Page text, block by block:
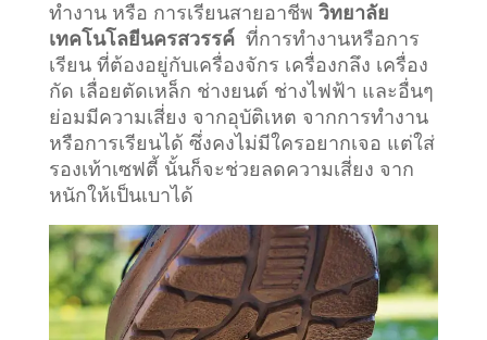
ทำงาน หรือ การเรียนสายอาชีพ วิทยาลัย
เทคโนโลยีนครสวรรค์ ที่การทำงานหรือการ
เรียน ที่ต้องอยู่กับเครื่องจักร เครื่องกลึง เครื่อง
กัด เลื่อยตัดเหล็ก ช่างยนต์ ช่างไฟฟ้า และอื่นๆ
ย่อมมีความเสี่ยง จากอุบัติเหต จากการทำงาน
หรือการเรียนได้ ซึ่งคงไม่มีใครอยากเจอ แต่ใส่
รองเท้าเซฟตี้ นั้นก็จะช่วยลดความเสี่ยง จาก
หนักให้เป็นเบาได้